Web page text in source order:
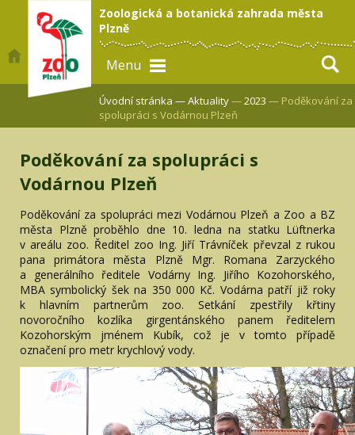
Zoologická a botanická zahrada města
Plzně
Menu
Úvodní stránka —Aktuality—2023 — Poděkování za
spolupráci s Vodárnou Plzeň
Poděkování za spolupráci s
Vodárnou Plzeň
Poděkování za spolupráci mezi Vodárnou Plzeň a Zoo a BZ
města Plzně proběhlo dne 10. ledna na statku Lüftnerka
v areálu zoo. Ředitel zoo Ing. Jiří Trávníček převzal z rukou
pana primátora města Plzně Mgr. Romana Zarzyckého
a generálního ředitele Vodárny Ing. Jiřího Kozohorského,
MBA symbolický šek na 350 000 Kč. Vodárna patří již roky
k hlavním partnerům zoo. Setkání zpestřily křtiny
novoročního kozlíka girgentánského panem ředitelem
Kozohorským jménem Kubík, což je v tomto případě
označení pro metr krychlový vody.